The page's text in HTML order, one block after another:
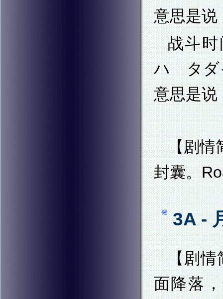
意思是说
战斗
ハ タダ
意思是说
【剧情
封囊。
3A -
【剧情
面降落